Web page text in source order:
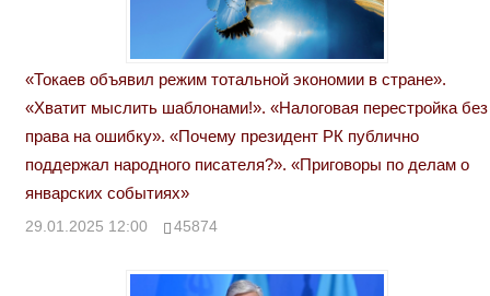
«Токаев объявил режим тотальной экономии в стране».
«Хватит мыслить шаблонами!». «Налоговая перестройка без
права на ошибку». «Почему президент РК публично
поддержал народного писателя?». «Приговоры по делам о
январских событиях»
29.01.2025 12:00 45874